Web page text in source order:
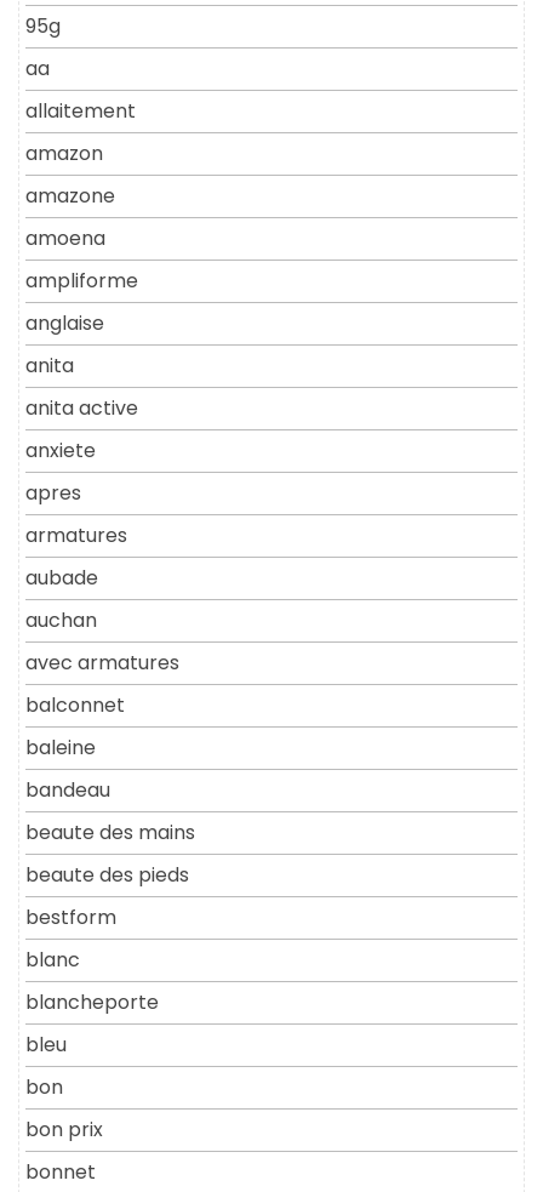
95g
aa
allaitement
amazon
amazone
amoena
ampliforme
anglaise
anita
anita active
anxiete
apres
armatures
aubade
auchan
avec armatures
balconnet
baleine
bandeau
beaute des mains
beaute des pieds
bestform
blanc
blancheporte
bleu
bon
bon prix
bonnet